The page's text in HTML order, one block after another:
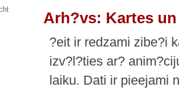
Arh?vs: Kartes
?eit ir redzami zibe?i
izv?l?ties ar?
laiku. Dati ir pieejami